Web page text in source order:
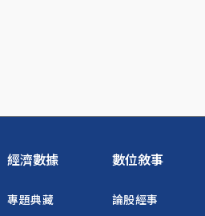
經濟數據
專題典藏
數位敘事
論股經事